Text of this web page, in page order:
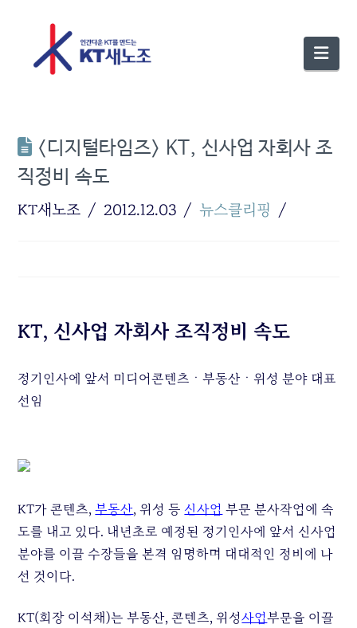
<디지털타임즈> KT, 신사업 자회사 조
직정비 속도
KT새노조 2012.12.03 뉴스클리핑
KT, 신사업 자회사 조직정비 속도
정기인사에 앞서 미디어콘텐츠ㆍ부동산ㆍ위성 분야 대표
선임
KT가 콘텐츠,부동산, 위성 등 신사업 부문 분사작업에 속
도를 내고 있다. 내년초로 예정된 정기인사에 앞서 신사업
분야를 이끌 수장들을 본격 임명하며 대대적인 정비에 나
선 것이다.
KT(회장 이석채)는 부동산, 콘텐츠, 위성사업부문을 이끌